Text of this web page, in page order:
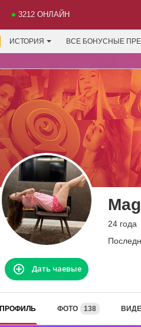
3212 ОНЛАЙН
ИСТОРИЯ ВСЕ БОНУСНЫЕ
24 года
Дать чаевые
ПРОФИЛЬ ФОТО 138